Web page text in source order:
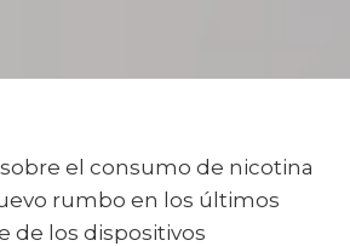
el consumo de nicotina
rumbo en los últimos
de los dispositivos